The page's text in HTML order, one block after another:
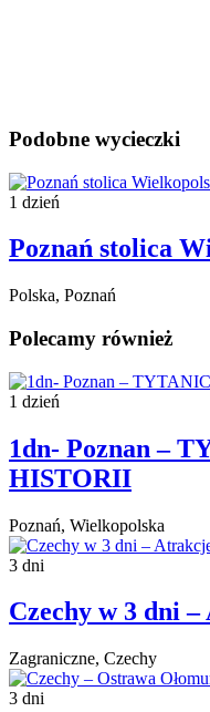
Podobne wycieczki
1 dzień
Poznań stolica
Polska, Poznań
Polecamy również
1 dzień
1dn- Poznan –
HISTORII
Poznań, Wielkopolska
3 dni
Czechy w 3 dni
Zagraniczne, Czechy
3 dni